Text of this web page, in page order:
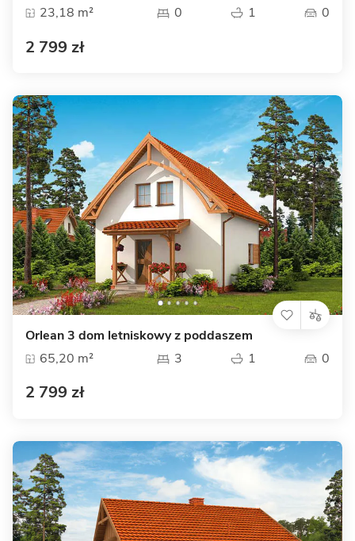
23,18 m²
0 1 0
2 799 zł
Orlean 3 dom letniskowy z poddaszem
65,20 m²
3 1 0
2 799 zł